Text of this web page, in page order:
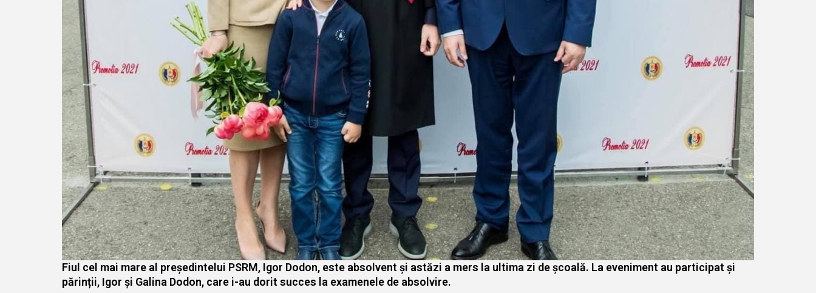
Fiul cel mai mare al președintelui PSRM, Igor Dodon, este absolvent și astăzi a mers la ultima zi de școală. La eveniment au participat și
părinții, Igor și Galina Dodon, care i-au dorit succes la examenele de absolvire.